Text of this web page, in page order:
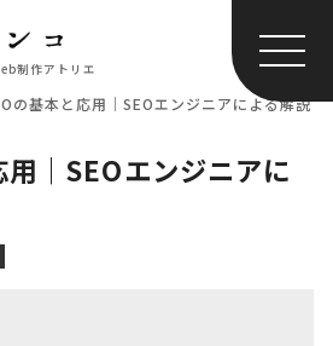
制作アトリエ
の基本と応用｜SEOエンジニアによる解説
｜SEOエンジニアに